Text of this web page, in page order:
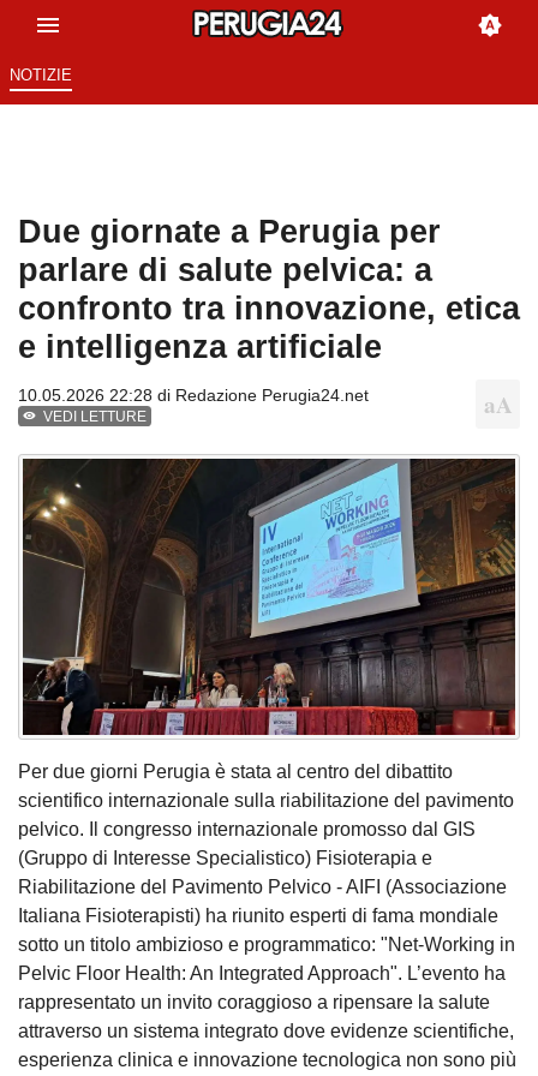
NOTIZIE
Due giornate a Perugia per
parlare di salute pelvica: a
confronto tra innovazione, etica
e intelligenza artificiale
10.05.2026 22:28 di Redazione Perugia24.net
VEDI LETTURE
Per due giorni Perugia è stata al centro del dibattito
scientifico internazionale sulla riabilitazione del pavimento
pelvico. Il congresso internazionale promosso dal GIS
(Gruppo di Interesse Specialistico) Fisioterapia e
Riabilitazione del Pavimento Pelvico - AIFI (Associazione
Italiana Fisioterapisti) ha riunito esperti di fama mondiale
sotto un titolo ambizioso e programmatico: "Net-Working in
Pelvic Floor Health: An Integrated Approach". L’evento ha
rappresentato un invito coraggioso a ripensare la salute
attraverso un sistema integrato dove evidenze scientifiche,
esperienza clinica e innovazione tecnologica non sono più